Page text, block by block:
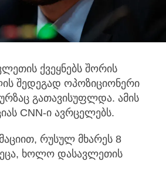
ქვეყნებს შორის
შედეგად ოპოზიციონერი
გათავისუფლდა. ამის
CNN-ი ავრცელებს.
რუსულ მხარეს 8
ხოლო დასავლეთის